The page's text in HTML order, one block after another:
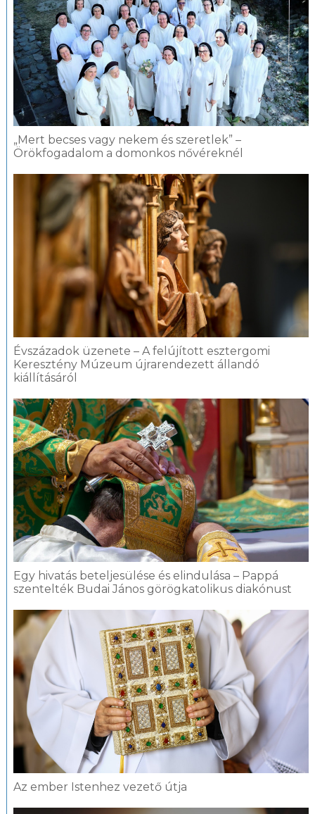
„Mert becses vagy nekem és szeretlek” –
Örökfogadalom a domonkos nővéreknél
Évszázadok üzenete – A felújított esztergomi
Keresztény Múzeum újrarendezett állandó
kiállításáról
Egy hivatás beteljesülése és elindulása – Pappá
szentelték Budai János görögkatolikus diakónust
Az ember Istenhez vezető útja